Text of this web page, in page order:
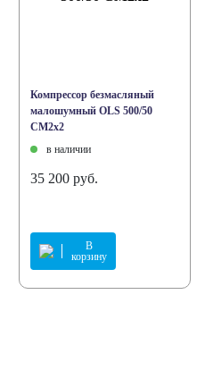
Компрессор безмасляный
малошумный OLS 500/50
CM2х2
в наличии
35 200 руб.
В
корзину